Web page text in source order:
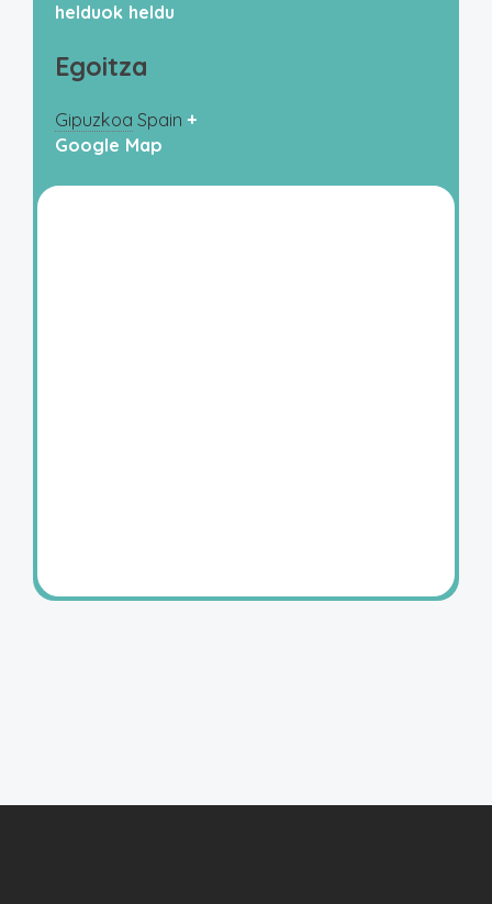
helduok heldu
Egoitza
Gipuzkoa Spain +
Google Map